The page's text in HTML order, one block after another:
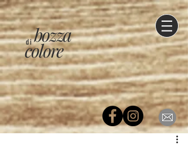
di
colore
bozza